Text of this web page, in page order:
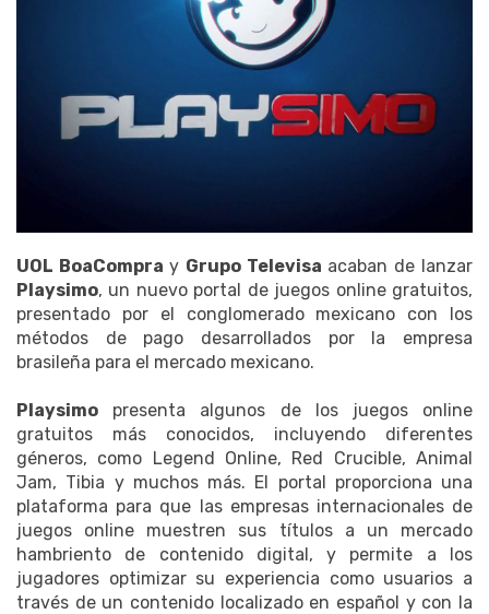
UOL BoaCompra y Grupo Televisa acaban de lanzar
Playsimo, un nuevo portal de juegos online gratuitos,
presentado por el conglomerado mexicano con los
métodos de pago desarrollados por la empresa
brasileña para el mercado mexicano.
Playsimo presenta algunos de los juegos online
gratuitos más conocidos, incluyendo diferentes
géneros, como Legend Online, Red Crucible, Animal
Jam, Tibia y muchos más. El portal proporciona una
plataforma para que las empresas internacionales de
juegos online muestren sus títulos a un mercado
hambriento de contenido digital, y permite a los
jugadores optimizar su experiencia como usuarios a
través de un contenido localizado en español y con la